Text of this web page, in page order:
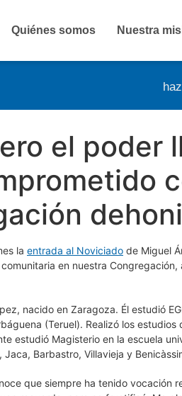
Quiénes somos Nuestra
el poder
la entrada al Noviciado de Miguel
en nuestra Congregación,
nacido en Zaragoza. Él estudió
(Teruel). Realizó los estudios
estudió Magisterio en la escuela
Barbastro, Villavieja y
que siempre ha tenido vocación